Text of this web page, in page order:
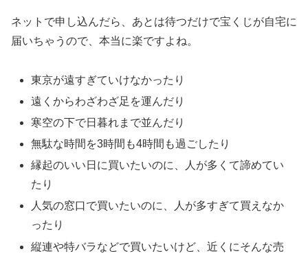
ネットで申し込んだら、あとは待つだけで宝くじが自宅に
届いちゃうので、本当に楽ですよね。
東京が遠すぎていけなかったり
遠くからわざわざ足を運んだり
寒空の下で日暮れまで並んだり
無駄な時間を3時間も4時間も過ごしたり
縁起のいい日に買いたいのに、人が多くて諦めてい
たり
人気の窓口で買いたいのに、人が多すぎて買えなか
ったり
縦連や特バラなどで買いたいけど、近くにそんな売